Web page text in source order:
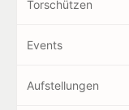
Torschützen
Events
Aufstellungen